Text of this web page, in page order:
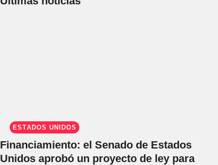
ESTADOS UNIDOS
Financiamiento: el Senado de Estados
Unidos aprobó un proyecto de ley para